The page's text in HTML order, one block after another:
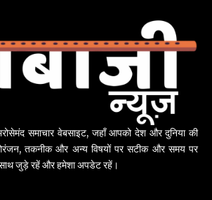
समाचार वेबसाइट, जहाँ आपको देश और दुनिया की
तकनीक और अन्य विषयों पर सटीक और समय पर
साथ जुड़े रहें और हमेशा अपडेट रहें।